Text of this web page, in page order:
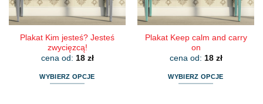
stronie
produktu
stronie
produktu
Plakat Kim jesteś? Jesteś
zwycięzcą!
cena od: 18 zł
WYBIERZ OPCJE
Plakat Keep calm and carry
on
cena od: 18 zł
WYBIERZ OPCJE